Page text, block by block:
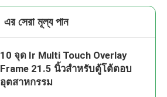
এর সেরা মূল্য পান
10 จุด Ir Multi Touch Overlay
Frame 21.5 นิ้วสำหรับตู้โต้ตอบ
อุตสาหกรรม